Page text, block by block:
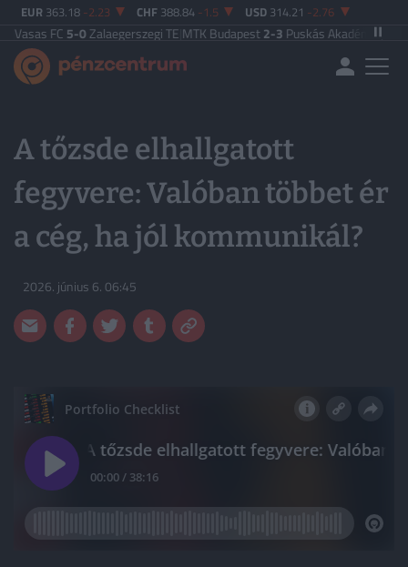
EUR 363.18 -2.23 CHF 388.84 -1.5 USD 314.21 -2.76
FC 5-0Zalaegerszegi TE|MTK Budapest2-3Puskás Akadémia
A tőzsde elhallgatott
fegyvere: Valóban többet ér
a cég, ha jól kommunikál?
2026. június 6. 06:45